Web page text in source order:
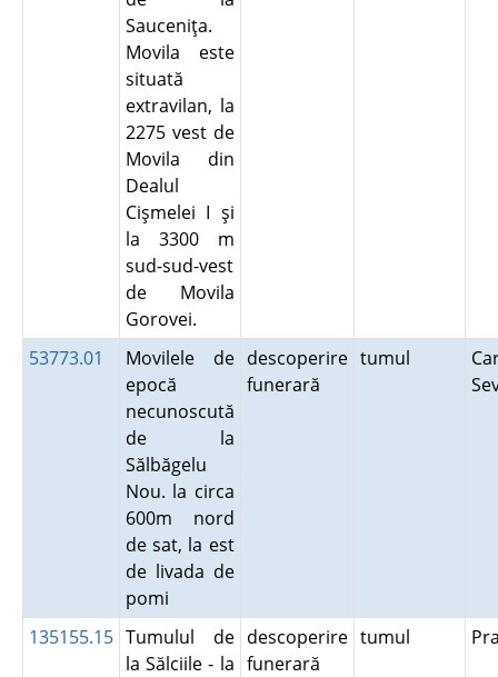
Sauceniţa.
Movila este
situată
extravilan, la
2275 vest de
Movila din
Dealul
Cişmelei I şi
la 3300 m
sud-sud-vest
de Movila
Gorovei.
53773.01
Movilele de
epocă
necunoscută
de la
Sălbăgelu
Nou. la circa
600m nord
de sat, la est
de livada de
pomi
descoperire
funerară
tumul
135155.15 Tumulul de
la Sălciile - la
descoperire
funerară
tumul